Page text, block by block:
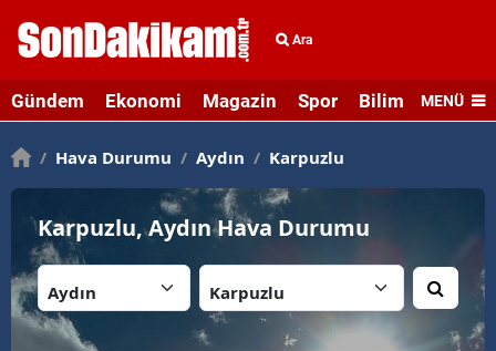
Ara
Gündem Ekonomi Magazin Spor Bilim veMENÜ
/ Hava Durumu / Aydın / Karpuzlu
Karpuzlu, Aydın Hava Durumu